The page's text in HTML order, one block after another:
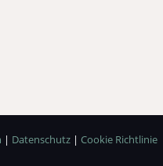
| Datenschutz | Cookie Richtlinie